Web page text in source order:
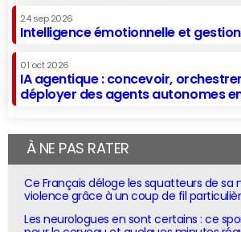
24 sep 2026
Intelligence émotionnelle et
01 oct 2026
IA agentique : concevoir,
déployer des agents autonomes
À NE PAS RATER
Ce Français déloge les squatteurs de sa
violence grâce à un coup de fil
Les neurologues en sont certains : ce